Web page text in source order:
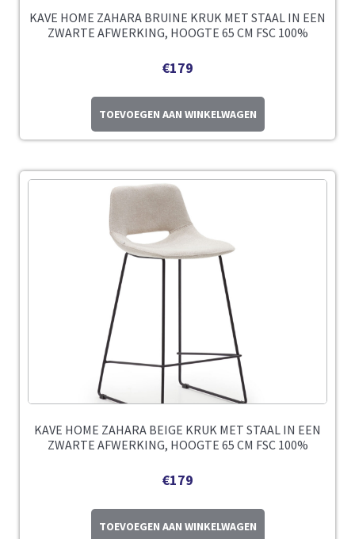
KAVE HOME ZAHARA BRUINE KRUK MET STAAL IN EEN
ZWARTE AFWERKING, HOOGTE 65 CM FSC 100%
€179
TOEVOEGEN AAN WINKELWAGEN
KAVE HOME ZAHARA BEIGE KRUK MET STAAL IN EEN
ZWARTE AFWERKING, HOOGTE 65 CM FSC 100%
€179
TOEVOEGEN AAN WINKELWAGEN